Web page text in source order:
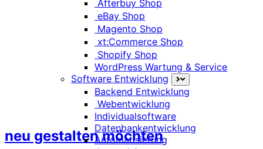
Afterbuy Shop
eBay Shop
Magento Shop
xt:Commerce Shop
Shopify Shop
WordPress Wartung & Service
Software Entwicklung
Backend Entwicklung
Webentwicklung
Individualsoftware
Datenbankentwicklung
Automatisierung
6 To-Dos, wenn Sie Ihre Webseite
neu gestalten möchten